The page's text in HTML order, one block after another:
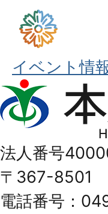
イベント情
本
庄
Honjo
City
法人番号
〒367-8501
電話番号：